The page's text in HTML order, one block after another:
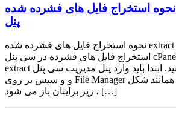
نحوه استخراج فایل های فشرده شده extract در سی
پنل
نحوه استخراج فایل های فشرده شده extract در سی پنل : برای
استخراج فایل های فشرده در سی پنل cPanel می توانید از ابزار
extract استفاده کنید. ابتدا باید وارد پنل مدیریت سی پنل cPanel شوید
و و سپس بر روی File Manager کلیک کنید. صفحه ای همانند شکل
زیر برایتان باز می شود ، […]